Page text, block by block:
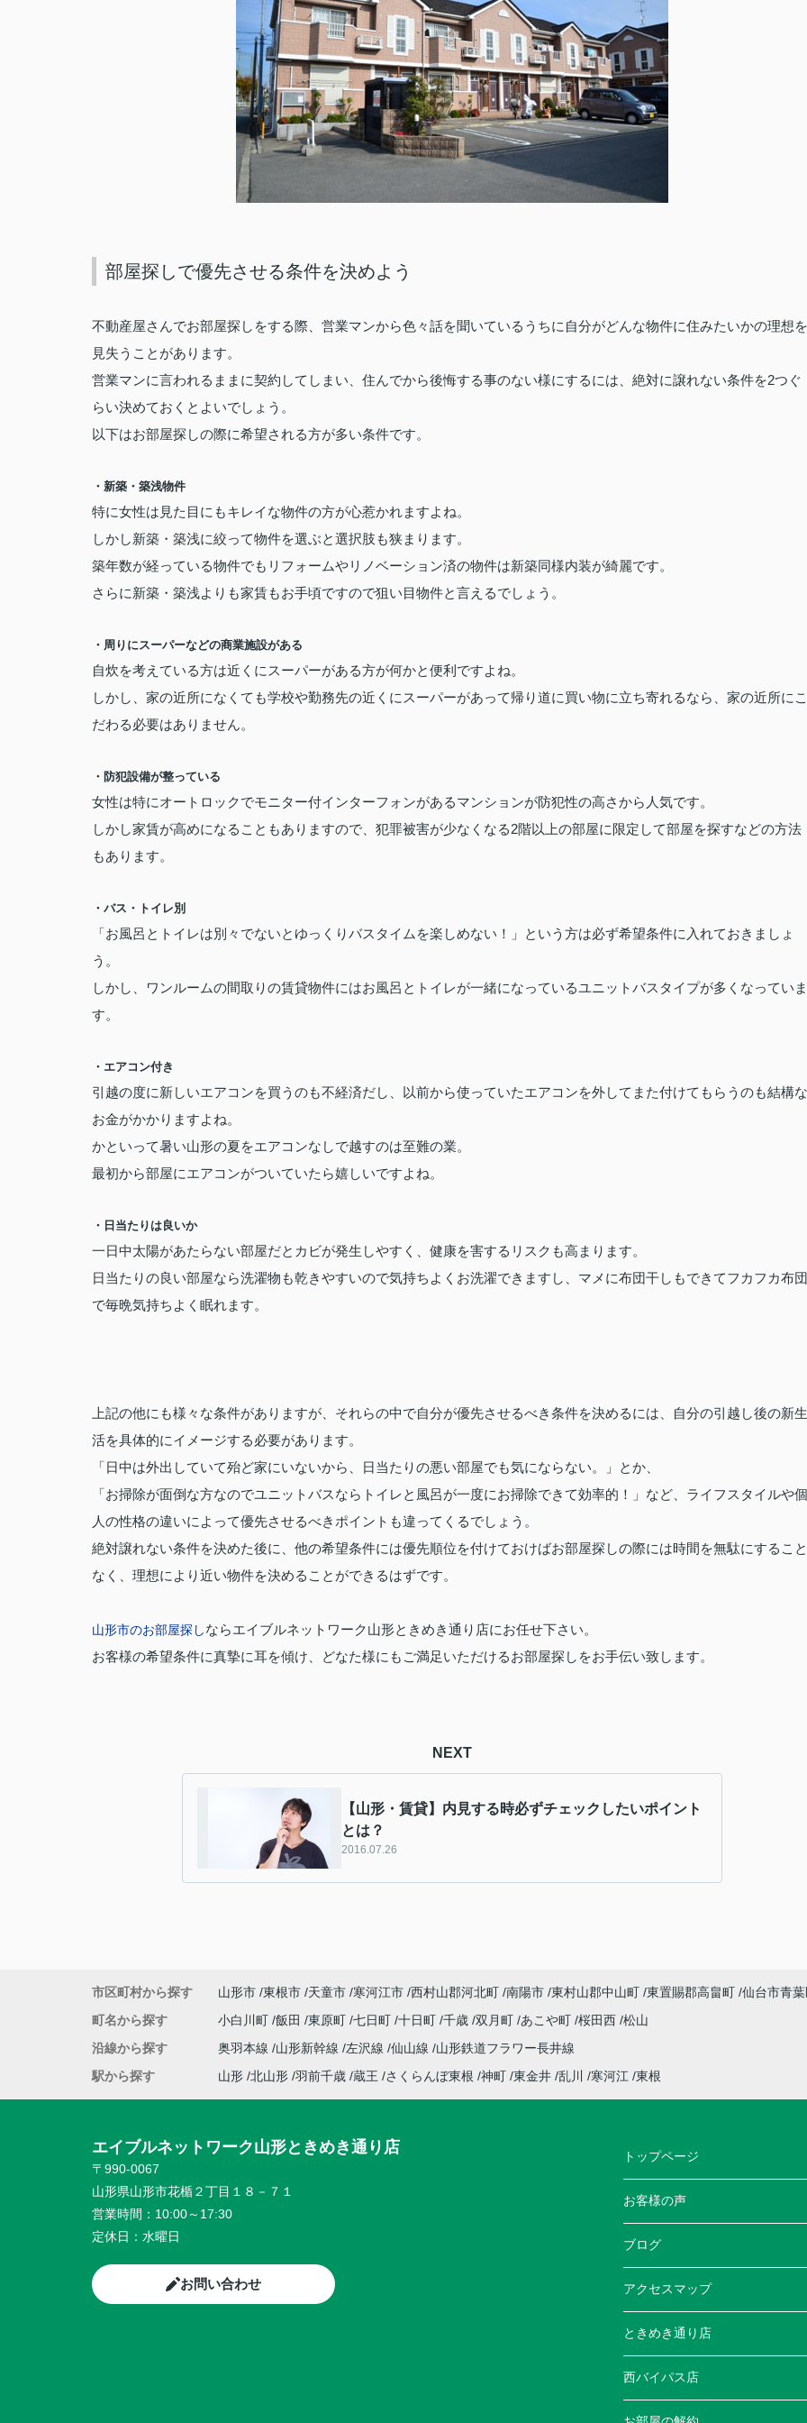
部屋探しで優先させる条件を決めよう
不動産屋さんでお部屋探しをする際、営業マンから色々話を聞いているうちに自分がどんな物件に住みたいかの理想を
見失うことがあります。
営業マンに言われるままに契約してしまい、住んでから後悔する事のない様にするには、絶対に譲れない条件を2つぐ
らい決めておくとよいでしょう。
以下はお部屋探しの際に希望される方が多い条件です。
・新築・築浅物件
特に女性は見た目にもキレイな物件の方が心惹かれますよね。
しかし新築・築浅に絞って物件を選ぶと選択肢も狭まります。
築年数が経っている物件でもリフォームやリノベーション済の物件は新築同様内装が綺麗です。
さらに新築・築浅よりも家賃もお手頃ですので狙い目物件と言えるでしょう。
・周りにスーパーなどの商業施設がある
自炊を考えている方は近くにスーパーがある方が何かと便利ですよね。
しかし、家の近所になくても学校や勤務先の近くにスーパーがあって帰り道に買い物に立ち寄れるなら、家の近所にこ
だわる必要はありません。
・防犯設備が整っている
女性は特にオートロックでモニター付インターフォンがあるマンションが防犯性の高さから人気です。
しかし家賃が高めになることもありますので、犯罪被害が少なくなる2階以上の部屋に限定して部屋を探すなどの方法
もあります。
・バス・トイレ別
「お風呂とトイレは別々でないとゆっくりバスタイムを楽しめない！」という方は必ず希望条件に入れておきましょ
う。
しかし、ワンルームの間取りの賃貸物件にはお風呂とトイレが一緒になっているユニットバスタイプが多くなっていま
す。
・エアコン付き
引越の度に新しいエアコンを買うのも不経済だし、以前から使っていたエアコンを外してまた付けてもらうのも結構な
お金がかかりますよね。
かといって暑い山形の夏をエアコンなしで越すのは至難の業。
最初から部屋にエアコンがついていたら嬉しいですよね。
・日当たりは良いか
一日中太陽があたらない部屋だとカビが発生しやすく、健康を害するリスクも高まります。
日当たりの良い部屋なら洗濯物も乾きやすいので気持ちよくお洗濯できますし、マメに布団干しもできてフカフカ布団
で毎晩気持ちよく眠れます。
上記の他にも様々な条件がありますが、それらの中で自分が優先させるべき条件を決めるには、自分の引越し後の新生
活を具体的にイメージする必要があります。
「日中は外出していて殆ど家にいないから、日当たりの悪い部屋でも気にならない。」とか、
「お掃除が面倒な方なのでユニットバスならトイレと風呂が一度にお掃除できて効率的！」など、ライフスタイルや個
人の性格の違いによって優先させるべきポイントも違ってくるでしょう。
絶対譲れない条件を決めた後に、他の希望条件には優先順位を付けておけばお部屋探しの際には時間を無駄にすること
なく、理想により近い物件を決めることができるはずです。
山形市のお部屋探しならエイブルネットワーク山形ときめき通り店にお任せ下さい。
お客様の希望条件に真摯に耳を傾け、どなた様にもご満足いただけるお部屋探しをお手伝い致します。
NEXT
【山形・賃貸】内見する時必ずチェックしたいポイント
とは？
2016.07.26
市区町村から探す 山形市 東根市 天童市 寒河江市 西村山郡河北町 南陽市 東村山郡中山町 東置賜郡高畠町 仙台市青
町名から探す
小白川町 飯田 東原町 七日町 十日町 千歳 双月町 あこや町 桜田西 松山
沿線から探す
奥羽本線 山形新幹線 左沢線 仙山線
山形鉄道フラワー長井線
駅から探す
山形 北山形 羽前千歳 蔵王 さくらんぼ東根 神町 東金井 乱川 寒河江 東根
エイブルネットワーク山形ときめき通り店
〒990-0067
山形県山形市花楯２丁目１８－７１
営業時間： 10:00～17:30
定休日： 水曜日
お問い合わせ
トップページ
お客様の声
ブログ
アクセスマップ
ときめき通り店
西バイパス店